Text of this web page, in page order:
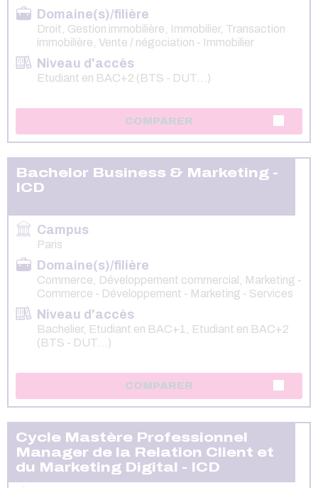
Domaine(s)/filière
Droit, Gestion immobilière, Immobilier, Transaction
immobilière, Vente / négociation - Immobilier
Niveau d'accès
Etudiant en BAC+2 (BTS - DUT...)
COMPARER
Bachelor Business & Marketing -
ICD
Campus
Paris
Domaine(s)/filière
Commerce, Développement commercial, Marketing -
Commerce - Développement - Marketing - Services
Niveau d'accès
Bachelier, Etudiant en BAC+1, Etudiant en BAC+2
(BTS - DUT...)
COMPARER
Cycle Mastère Professionnel
Manager de la Relation Client et
du Marketing Digital - ICD